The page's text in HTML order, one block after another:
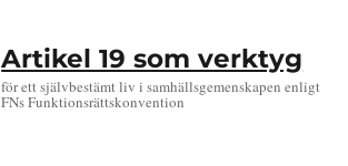
Artikel 19 som verktyg
för ett självbestämt liv i samhällsgemenskapen enligt
FNs Funktionsrättskonvention